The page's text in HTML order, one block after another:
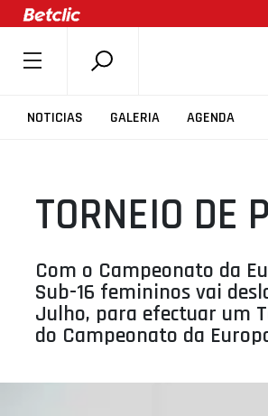
NOTICIAS GALERIA AGENDA
SOBRE A FPB
COMPETIÇÕES
ASSOCIAÇÕES
CLUBES
AGENTES
AGENDA
TORNEIO DE
Com o Campeonato da
Sub-16 femininos vai
Julho, para efectuar um
do Campeonato da